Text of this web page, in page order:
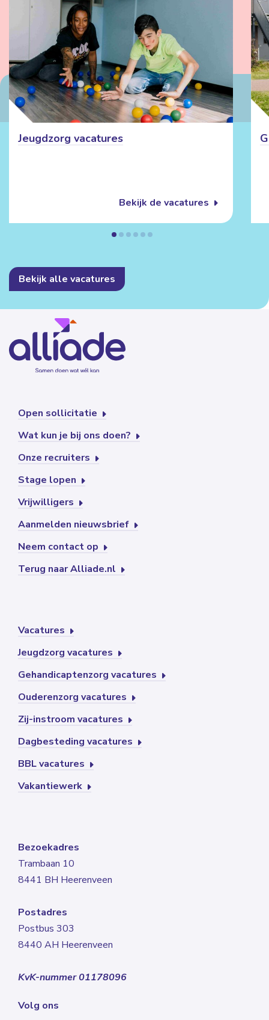
Jeugdzorg vacatures
Bekijk de vacatures
Bekijk alle vacatures
Open sollicitatie
Wat kun je bij ons doen?
Onze recruiters
Stage lopen
Vrijwilligers
Aanmelden nieuwsbrief
Neem contact op
Terug naar Alliade.nl
Vacatures
Jeugdzorg vacatures
Gehandicaptenzorg vacatures
Ouderenzorg vacatures
Zij-instroom vacatures
Dagbesteding vacatures
BBL vacatures
Vakantiewerk
Bezoekadres
Trambaan 10
8441 BH Heerenveen
Postadres
Postbus 303
8440 AH Heerenveen
KvK-nummer 01178096
Volg ons